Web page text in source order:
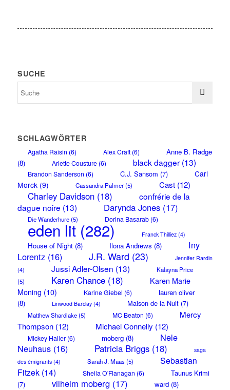
SUCHE
SCHLAGWÖRTER
Agatha Raisin (6) Alex Craft(6)
Anne B. Radge
(8)
Arlette Cousture(6) black dagger(13)
Brandon Sanderson (6) C.J. Sansom (7)
Carl
Morck(9) Cassandra Palmer(5) Cast(12)
Charley Davidson(18)
confrérie de la
dague noire (13) Darynda Jones(17)
Die Wanderhure(5) Dorina Basarab(6)
eden lit(282) Franck Thilliez(4)
House of Night(8) Ilona Andrews (8)
Iny
Lorentz(16) J.R. Ward (23)
Jennifer Rardin
(4)
Jussi Adler-Olsen (13)
Kalayna Price
(5)
Karen Chance(18)
Karen Marie
Moning (10) Karine Giebel (6)
lauren oliver
(8)
Linwood Barclay(4) Maison de la Nuit(7)
Matthew Shardlake(5) MC Beaton (6)
Mercy
Thompson(12) Michael Connelly (12)
Mickey Haller(6) moberg(8)
Nele
Neuhaus(16) Patricia Briggs(18)
saga
des émigrants(4) Sarah J. Maas(5)
Sebastian
Fitzek(14) Sheila O'Flanagan (6)
Taunus Krimi
(7)
vilhelm moberg(17) ward(8)